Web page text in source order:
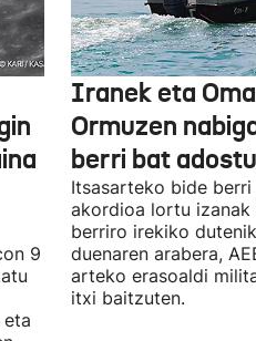
9
Iranek eta
Ormuzen
berri bat
Itsasarteko bide
akordioa lortu izanak
berriro irekiko
duenaren arabera,
arteko erasoaldi
itxi baitzuten.